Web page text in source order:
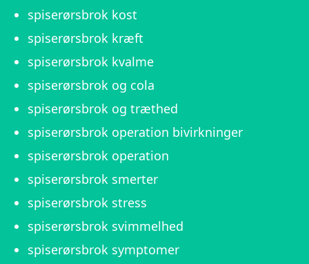
spiserørsbrok kost
spiserørsbrok kræft
spiserørsbrok kvalme
spiserørsbrok og cola
spiserørsbrok og træthed
spiserørsbrok operation bivirkninger
spiserørsbrok operation
spiserørsbrok smerter
spiserørsbrok stress
spiserørsbrok svimmelhed
spiserørsbrok symptomer